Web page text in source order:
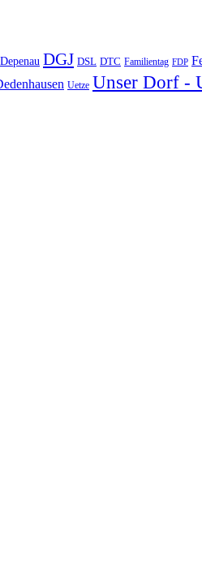
Depenau DGJ DSL DTC Familientag FDP
Uetze Unser Dorf -